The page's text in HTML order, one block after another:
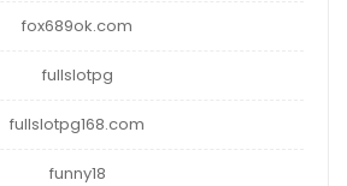
fox689ok.com
fullslotpg
fullslotpg168.com
funny18